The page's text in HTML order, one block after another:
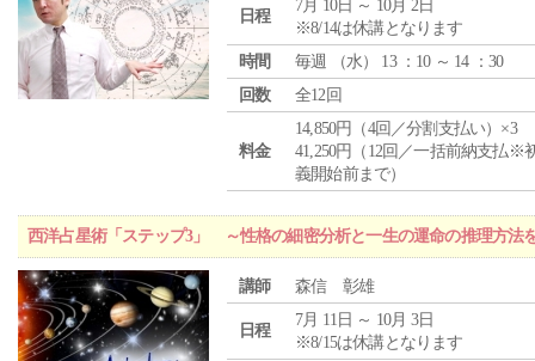
日程
7月 10日 ～ 10月 2日
※8/14は休講となります
時間
毎週 （水） 13 ：10 ～ 14 ：30
回数
全12回
料金
14,850円（4回／分割支払い）×3
41,250円（12回／一括前納支払※
義開始前まで）
西洋占星術「ステップ3」 ～性格の細密分析と一生の運命の推理方法
講師 森信 彰雄
日程
7月 11日 ～ 10月 3日
※8/15は休講となります